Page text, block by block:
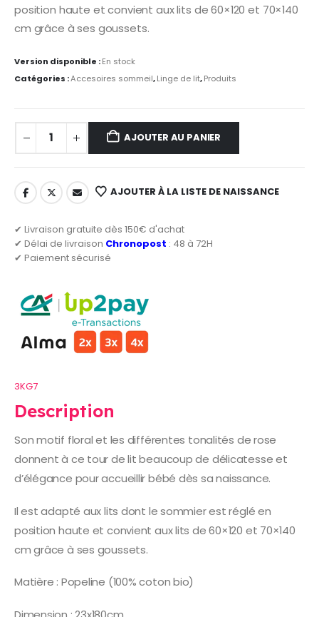
position haute et convient aux lits de 60×120 et 70×140
cm grâce à ses goussets.
Version disponible :En stock
Catégories :Accesoires sommeil,Linge de lit,Produits
AJOUTER AU PANIER
AJOUTER À LA LISTE DE NAISSANCE
✔ Livraison gratuite dès 150€ d'achat
✔ Délai de livraison Chronopost : 48 à 72H
✔ Paiement sécurisé
3KG7
Description
Son motif floral et les différentes tonalités de rose
donnent à ce tour de lit beaucoup de délicatesse et
d’élégance pour accueillir bébé dès sa naissance.
Il est adapté aux lits dont le sommier est réglé en
position haute et convient aux lits de 60×120 et 70×140
cm grâce à ses goussets.
Matière : Popeline (100% coton bio)